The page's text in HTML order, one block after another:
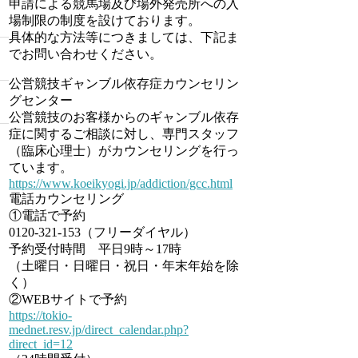
申請による競馬場及び場外発売所への入
場制限の制度を設けております。
具体的な方法等につきましては、下記ま
でお問い合わせください。
公営競技ギャンブル依存症カウンセリン
グセンター
公営競技のお客様からのギャンブル依存
症に関するご相談に対し、専門スタッフ
（臨床心理士）がカウンセリングを行っ
ています。
https://www.koeikyogi.jp/addiction/gcc.html
電話カウンセリング
①電話で予約
0120-321-153（フリーダイヤル）
予約受付時間 平日9時～17時
（土曜日・日曜日・祝日・年末年始を除
く）
②WEBサイトで予約
https://tokio-
mednet.resv.jp/direct_calendar.php?
direct_id=12